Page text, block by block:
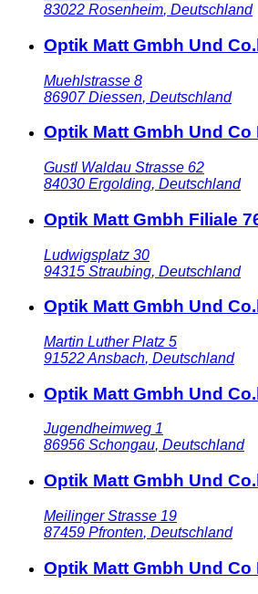
83022 Rosenheim, Deutschland
Optik Matt Gmbh Und
Muehlstrasse 8
86907 Diessen, Deutschland
Optik Matt Gmbh Und Co
Gustl Waldau Strasse 62
84030 Ergolding, Deutschland
Optik Matt Gmbh Filiale
Ludwigsplatz 30
94315 Straubing, Deutschland
Optik Matt Gmbh Und
Martin Luther Platz 5
91522Ansbach, Deutschland
Optik Matt Gmbh Und
Jugendheimweg 1
86956 Schongau, Deutschland
Optik Matt Gmbh Und
Meilinger Strasse 19
87459 Pfronten, Deutschland
Optik Matt Gmbh Und Co